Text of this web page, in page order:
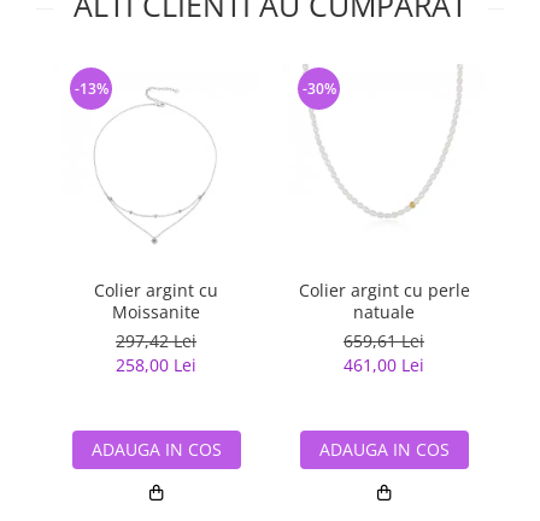
Colier argint cu
Moissanite
297,42 Lei
258,00 Lei
-13%
ADAUGA IN COS
Colier argint cu perle
natuale
659,61 Lei
461,00 Lei
-30%
ADAUGA IN COS